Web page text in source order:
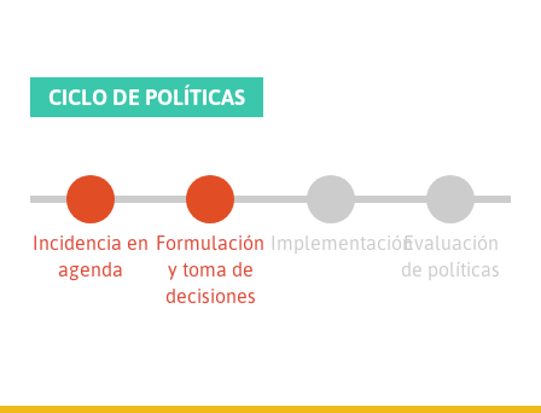
CICLO DE POLÍTICAS
Incidencia en
agenda
Formulación
y toma de
decisiones
ImplementaciónEvaluación
de políticas